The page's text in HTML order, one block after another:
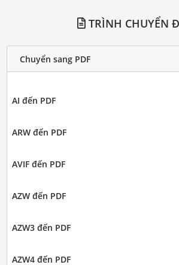
TRÌNH CHUYỂN
Chuyển sang PDF
AI đến PDF
ARW đến PDF
AVIF đến PDF
AZW đến PDF
AZW3 đến PDF
AZW4 đến PDF